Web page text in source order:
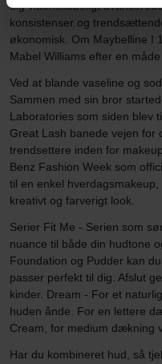
dig videnskabeligt
konsistenser og
økonomisk. Om Maybelline I
Mabel Williams efter en
Ved at blande vaseline og
Sammen med sin bror
Laboratories som siden blev
Great Lash banede vejen for
trendsettere inden for
Benz Fashion Week som
til en enkel
kreativt og farverigt look.
Serier Fit Me - Serien som
nuance til både din hudtone
Foundation og Pudder kan
passer perfekt til dig. Afslut
kinder. Dream - For et
huden ånde. For en lettere
Cream, for medium dækning
Har du kombineret hud, så